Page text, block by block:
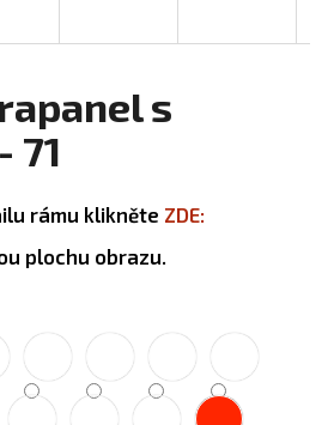
s
71
rámu klikněte ZDE:
plochu obrazu.